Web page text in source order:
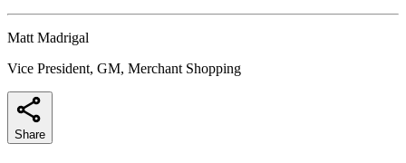
Matt Madrigal
Vice President, GM, Merchant Shopping
Share